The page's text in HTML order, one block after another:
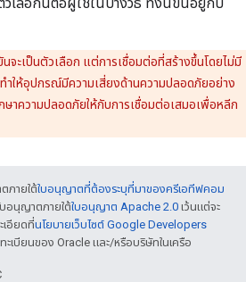
จะเป็นตัวเลือก แต่การเชื่อมต่อที่สร้างขึ้นโดยไม่มี
ำให้อุปกรณ์มีความเสี่ยงด้านความปลอดภัยอย่าง
ษาความปลอดภัยให้กับการเชื่อมต่อเสมอเพื่อหลีก
ภายใต้ใบอนุญาตที่ต้องระบุที่มาของครีเอทีฟคอม
อนุญาตภายใต้ใบอนุญาต Apache 2.0 เว้นแต่จะ
เอียดที่นโยบายเว็บไซต์ Google Developers
ะเบียนของ Oracle และ/หรือบริษัทในเครือ